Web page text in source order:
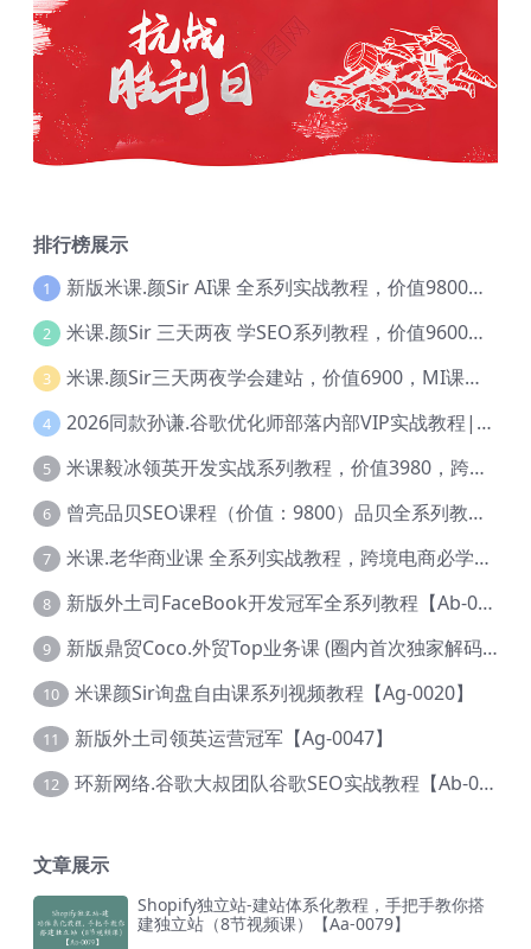
排行榜展示
1 新版米课.颜Sir AI课 全系列实战教程，价值9800，跨境首选！【Ag-0052】
2 米课.颜Sir 三天两夜 学SEO系列教程，价值9600元，跨境人都在学 【Ag-0056】
3 米课.颜Sir三天两夜学会建站，价值6900，MI课甄选课程 【Ag-0055】
4 2026同款孙谦.谷歌优化师部落内部VIP实战教程|价值4999元全网独家解码（官方报名版本）【@034】
5 米课毅冰领英开发实战系列教程，价值3980，跨境必选【Ag-0049】
6 曾亮品贝SEO课程（价值：9800）品贝全系列教程 【Ab-0022】
7 米课.老华商业课 全系列实战教程，跨境电商必学，价值16900元【Ag-0053】
8 新版外土司FaceBook开发冠军全系列教程【Ab-0021】
9 新版鼎贸Coco.外贸Top业务课 (圈内首次独家解码|460节课)【Ag-0091】
10 米课颜Sir询盘自由课系列视频教程【Ag-0020】
11 新版外土司领英运营冠军【Ag-0047】
12 环新网络.谷歌大叔团队谷歌SEO实战教程【Ab-0024】
文章展示
Shopify独立站-建站体系化教程，手把手教你搭
建独立站（8节视频课）【Aa-0079】